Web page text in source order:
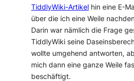
TiddlyWiki-Artikel hin eine E-
über die ich eine Weile
Darin war nämlich die Frage
TiddlyWiki seine
wollte umgehend antworten,
mich dann eine ganze Weile
beschäftigt.